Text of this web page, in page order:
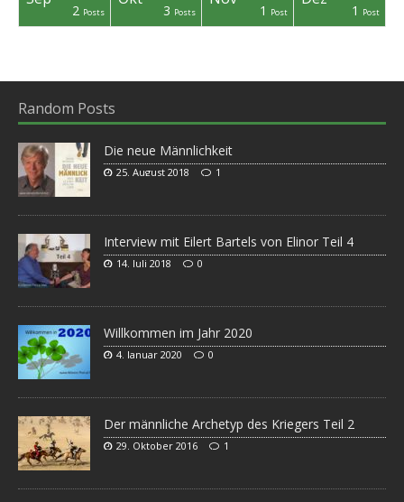
2 Posts 3 Posts 1 Post 1 Post
Random Posts
Die neue Männlichkeit
25. August 2018 1
Interview mit Eilert Bartels von Elinor Teil 4
14. Juli 2018 0
Willkommen im Jahr 2020
4. Januar 2020 0
Der männliche Archetyp des Kriegers Teil 2
29. Oktober 2016 1